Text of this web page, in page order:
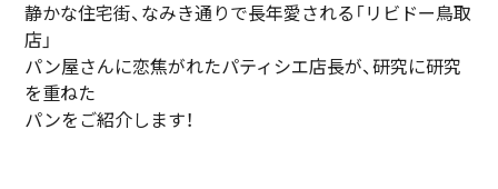
静かな住宅街、なみき通りで長年愛される「リビドー鳥取
店」
パン屋さんに恋焦がれたパティシエ店長が、研究に研究
を重ねた
パンをご紹介します！